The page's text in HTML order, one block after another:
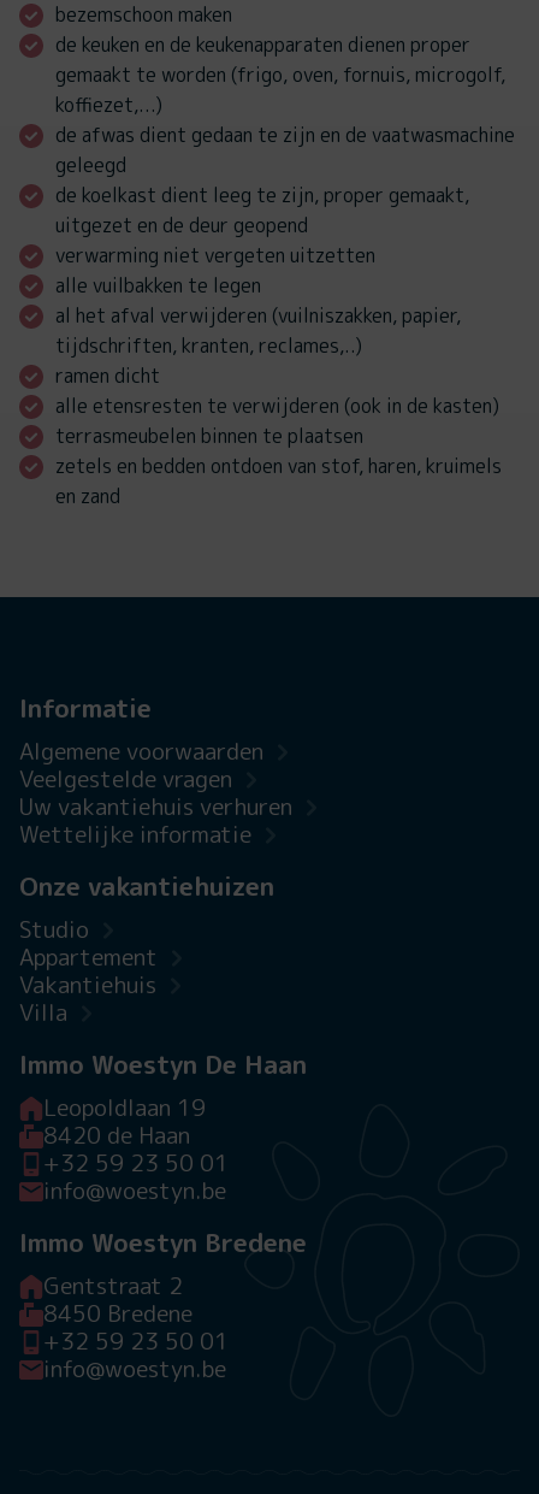
bezemschoon maken
de keuken en de keukenapparaten dienen proper
gemaakt te worden (frigo, oven, fornuis, microgolf,
koffiezet,...)
de afwas dient gedaan te zijn en de vaatwasmachine
geleegd
de koelkast dient leeg te zijn, proper gemaakt,
uitgezet en de deur geopend
verwarming niet vergeten uitzetten
alle vuilbakken te legen
al het afval verwijderen (vuilniszakken, papier,
tijdschriften, kranten, reclames,..)
ramen dicht
alle etensresten te verwijderen (ook in de kasten)
terrasmeubelen binnen te plaatsen
zetels en bedden ontdoen van stof, haren, kruimels
en zand
Informatie
Algemene voorwaarden
Veelgestelde vragen
Uw vakantiehuis verhuren
Wettelijke informatie
Onze vakantiehuizen
Studio
Appartement
Vakantiehuis
Villa
Immo Woestyn De Haan
Leopoldlaan 19
8420 de Haan
+32 59 23 50 01
info@woestyn.be
Immo Woestyn Bredene
Gentstraat 2
8450 Bredene
+32 59 23 50 01
info@woestyn.be